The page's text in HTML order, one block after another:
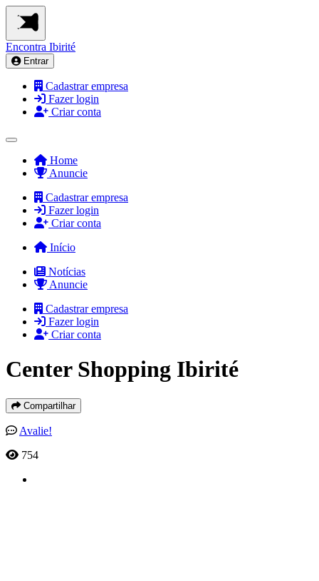
Encontra Ibirité
Entrar
Cadastrar empresa
Fazer login
Criar conta
Home
Anuncie
Cadastrar empresa
Fazer login
Criar conta
Início
Notícias
Anuncie
Cadastrar empresa
Fazer login
Criar conta
Center Shopping Ibirité
Compartilhar
Avalie!
754